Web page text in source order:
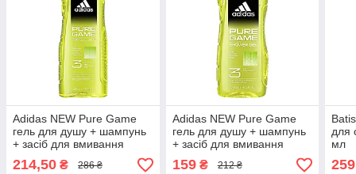
Adidas NEW Pure Game
гель для душу + шампунь
+ засіб для вмивання
чоловічий 400 мл
214,50 ₴ 286 ₴
Adidas NEW Pure Game
гель для душу + шампунь
+ засіб для вмивання
чоловічий 250 мл
159₴ 212 ₴
для
мл